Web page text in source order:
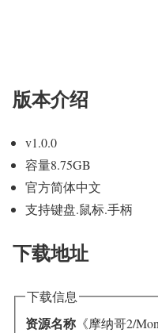
版本介绍
v1.0.0
容量8.75GB
官方简体中文
支持键盘.鼠标.手柄
下载地址
下载信息
资源名称 《摩纳哥2/